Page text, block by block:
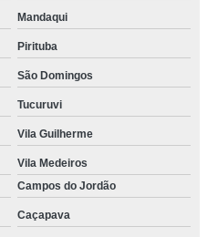
Mandaqui
Pirituba
São Domingos
Tucuruvi
Vila Guilherme
Vila Medeiros
Campos do Jordão
Caçapava